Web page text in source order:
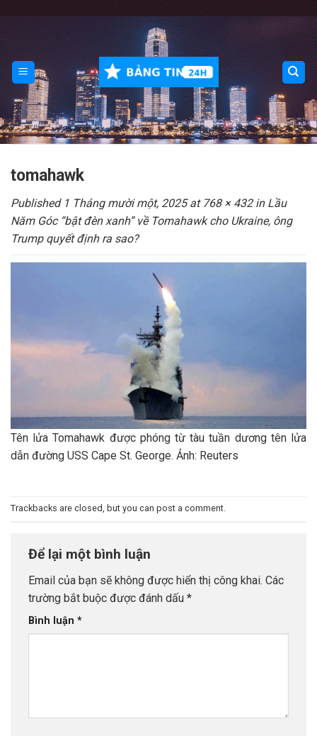
Skip
to
content
tomahawk
Published 1 Tháng mười một, 2025at 768 × 432in Lầu
Năm Góc “bật đèn xanh” về Tomahawk cho Ukraine, ông
Trump quyết định ra sao?
Tên lửa Tomahawk được phóng từ tàu tuần dương tên lửa
dẫn đường USS Cape St. George. Ảnh: Reuters
Trackbacks are closed, but you can post a comment.
Để lại một bình luận
Email của bạn sẽ không được hiển thị công khai. Các
trường bắt buộc được đánh dấu *
Bình luận *